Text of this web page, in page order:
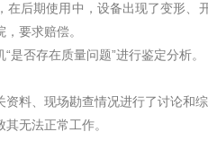
在后期使用中，设备出现了变形、
要求赔偿。
是否存在质量问题”进行鉴定分析。
料、现场勘查情况进行了讨论和
无法正常工作。